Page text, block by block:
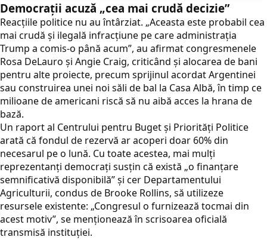
Democrații acuză „cea mai crudă decizie”
Reacțiile politice nu au întârziat. „Aceasta este probabil cea
mai crudă și ilegală infracțiune pe care administrația
Trump a comis-o până acum”, au afirmat congresmenele
Rosa DeLauro și Angie Craig, criticând și alocarea de bani
pentru alte proiecte, precum sprijinul acordat Argentinei
sau construirea unei noi săli de bal la Casa Albă, în timp ce
milioane de americani riscă să nu aibă acces la hrana de
bază.
Un raport al Centrului pentru Buget și Priorități Politice
arată că fondul de rezervă ar acoperi doar 60% din
necesarul pe o lună. Cu toate acestea, mai mulți
reprezentanți democrați susțin că există „o finanțare
semnificativă disponibilă” și cer Departamentului
Agriculturii, condus de Brooke Rollins, să utilizeze
resursele existente: „Congresul o furnizează tocmai din
acest motiv”, se menționează în scrisoarea oficială
transmisă instituției.